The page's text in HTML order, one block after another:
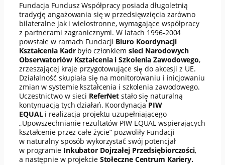
Fundacja Fundusz Współpracy posiada długoletnią
tradycję angażowania się w przedsięwzięcia zarówno
bilateralne jak i wielostronne, wymagające współpracy
z partnerami zagranicznymi. W latach 1996-2004
powstałe w ramach Fundacji Biuro Koordynacji
Kształcenia Kadrbyło członkiem sieci Narodowych
Obserwatoriów Kształcenia i Szkolenia Zawodowego,
zrzeszającej kraje przygotowujące się̨ do akcesji z UE.
Działalność́ skupiała się̨ na monitorowaniu i inicjowaniu
zmian w systemie kształcenia i szkolenia zawodowego.
Uczestnictwo w sieci ReferNet stało się̨ naturalną
kontynuacją tych działań. Koordynacja PIW
EQUALi realizacja projektu uzupełniającego
„Upowszechnianie rezultatów PIW EQUAL wspierających
kształcenie przez całe życie” pozwoliły Fundacji
w naturalny sposób wykorzystać́ swój potencjał
w programie Inkubator Dojrzałej Przedsiębiorczości,
a następnie w projekcie Stołeczne Centrum Kariery.